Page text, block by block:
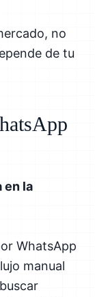
no
de tu
en la
WhatsApp
manual